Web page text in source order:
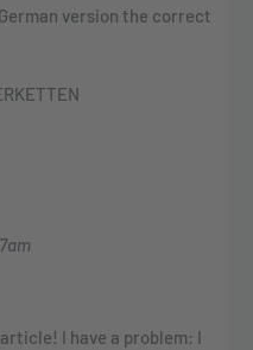
version the correct
I have a problem: I